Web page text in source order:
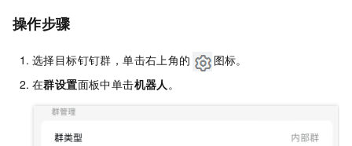
操作步骤
选择目标钉钉群，单击右上角的
图标。
在群设置面板中单击机器人 。